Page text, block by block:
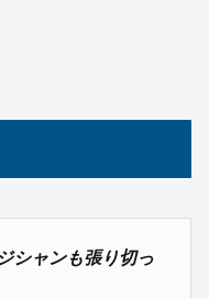
シャンも張り切っ